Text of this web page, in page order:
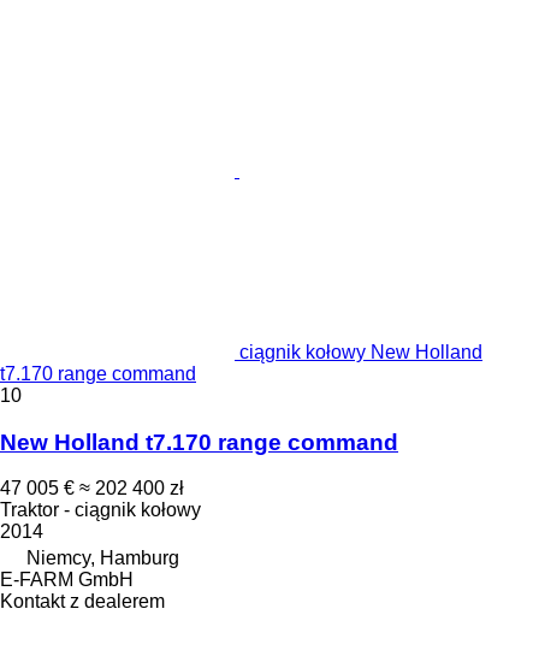
ciągnik kołowy New Holland
t7.170 range command
10
New Holland t7.170 range command
47 005 € ≈ 202 400 zł
Traktor - ciągnik kołowy
2014
Niemcy, Hamburg
E-FARM GmbH
Kontakt z dealerem